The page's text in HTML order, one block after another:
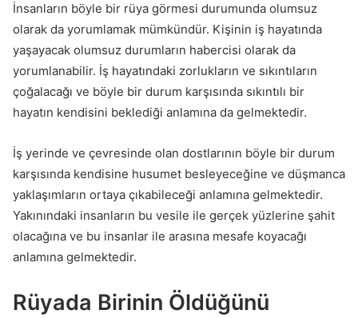
İnsanların böyle bir rüya görmesi durumunda olumsuz
olarak da yorumlamak mümkündür. Kişinin iş hayatında
yaşayacak olumsuz durumların habercisi olarak da
yorumlanabilir. İş hayatındaki zorlukların ve sıkıntıların
çoğalacağı ve böyle bir durum karşısında sıkıntılı bir
hayatın kendisini beklediği anlamına da gelmektedir.
İş yerinde ve çevresinde olan dostlarının böyle bir durum
karşısında kendisine husumet besleyeceğine ve düşmanca
yaklaşımların ortaya çıkabileceği anlamına gelmektedir.
Yakınındaki insanların bu vesile ile gerçek yüzlerine şahit
olacağına ve bu insanlar ile arasına mesafe koyacağı
anlamına gelmektedir.
Rüyada Birinin Öldüğünü